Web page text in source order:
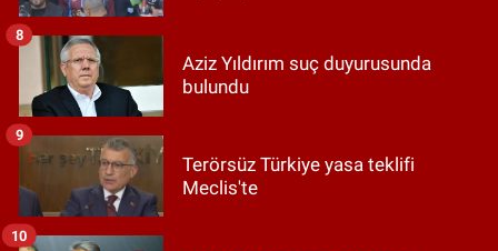
Aziz Yıldırım suç duyurusunda
bulundu
8
Terörsüz Türkiye yasa teklifi
Meclis'te
9
10